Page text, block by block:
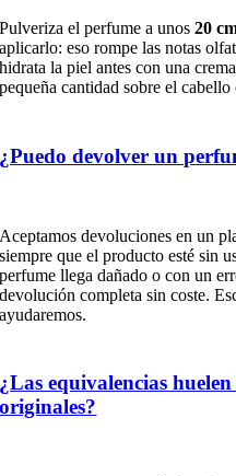
Pulveriza el perfume a unos20
aplicarlo: eso rompe las notas
hidrata la piel antes con una
pequeña cantidad sobre el cabello
¿Puedo devolver un
Aceptamos devoluciones en un
siempre que el producto esté sin
perfume llega dañado o con un
devolución completa sin coste.
ayudaremos.
¿Las equivalencias
originales?